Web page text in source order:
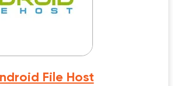
File Host